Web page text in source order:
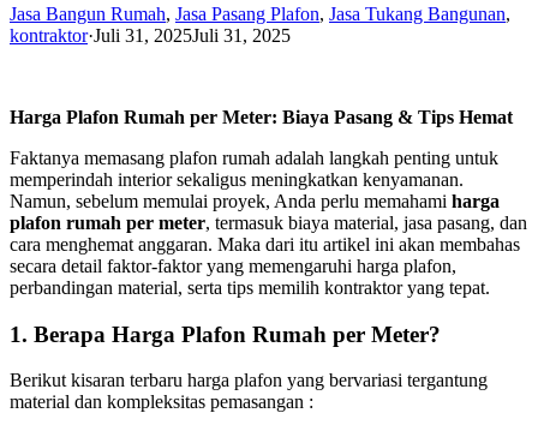
Jasa Bangun Rumah, Jasa Pasang Plafon, Jasa Tukang Bangunan,
kontraktor·Juli 31, 2025Juli 31, 2025
Harga Plafon Rumah per Meter: Biaya Pasang & Tips Hemat
Faktanya memasang plafon rumah adalah langkah penting untuk
memperindah interior sekaligus meningkatkan kenyamanan.
Namun, sebelum memulai proyek, Anda perlu memahami harga
plafon rumah per meter, termasuk biaya material, jasa pasang, dan
cara menghemat anggaran. Maka dari itu artikel ini akan membahas
secara detail faktor-faktor yang memengaruhi harga plafon,
perbandingan material, serta tips memilih kontraktor yang tepat.
1. Berapa Harga Plafon Rumah per Meter?
Berikut kisaran terbaru harga plafon yang bervariasi tergantung
material dan kompleksitas pemasangan :